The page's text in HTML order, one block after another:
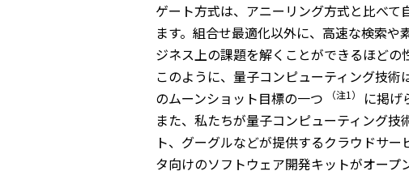
ゲート方式は、アニーリング方式と比べ
ます。組合せ最適化以外に、高速な検索
ジネス上の課題を解くことができるほどの
このように、量子コンピューティング技
のムーンショット目標の一つ
（注1）
に掲げ
また、私たちが量子コンピューティング
ト、グーグルなどが提供するクラウドサ
タ向けのソフトウェア開発キットがオープ